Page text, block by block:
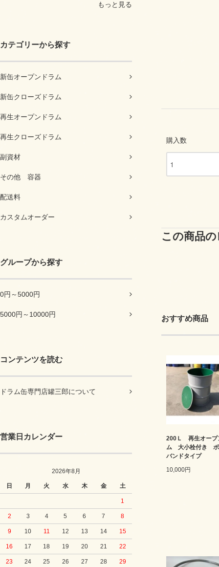
もっと見る
カテゴリーから探す
新缶オープンドラム
新缶クローズドラム
再生オープンドラム
再生クローズドラム
副資材
その他 容器
配送料
カスタムオーダー
グループから探す
0円～5000円
5000円～10000円
コンテンツを読む
ドラム缶専門店罐三郎について
営業日カレンダー
2026年8月
日 月 火 水 木 金 土
1
2 3 4 5 6 7 8
9 10 11 12 13 14 15
16 17 18 19 20 21 22
23 24 25 26 27 28 29
購入数
この商品
おすすめ商品
200Ｌ 再生オープ
ム 大小栓付き ボ
バンドタイプ
10,000円